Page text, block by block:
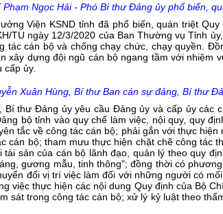
Ngọc Hải - Phó Bí thư Đảng ủy phổ biến,
Viện KSND tỉnh đã phổ biến, quán triệt
TU ngày 12/3/2020 của Ban Thường vụ Tỉnh
cán bộ và chống chạy chức, chạy quyền.
xây dựng đội ngũ cán bộ ngang tầm với
ủy.
Xuân Hùng, Bí thư Ban cán sự đảng, Bí thư
thư Đảng ủy yêu cầu Đảng ủy và cấp ủy
bộ tỉnh vào quy chế làm việc, nội quy, quy
tắc về công tác cán bộ; phải gắn với thực
bộ; tham mưu thực hiện chặt chẽ công tác
sản của cán bộ lãnh đạo, quản lý theo quy
gương mẫu, tinh thông"; đồng thời có
đổi vị trí việc làm đối với những người có
thực hiện các nội dung Quy định của Bộ
sát trong công tác cán bộ; xử lý kỷ luật theo